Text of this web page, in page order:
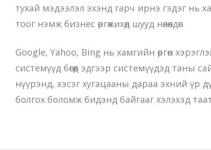
тухай мэдээлэл эхэнд гарч ирнэ гэдэг нь
тоог нэмж бизнес өргөжихөд шууд нөлөөлдөг.
Google, Yahoo, Bing нь хамгийн өргөн
системүүд бөгөөд эдгээр системүүдэд таны
нүүрэнд, хэсэг хугацааны дараа эхний үр
болгох боломж бидэнд байгааг хэлэхэд